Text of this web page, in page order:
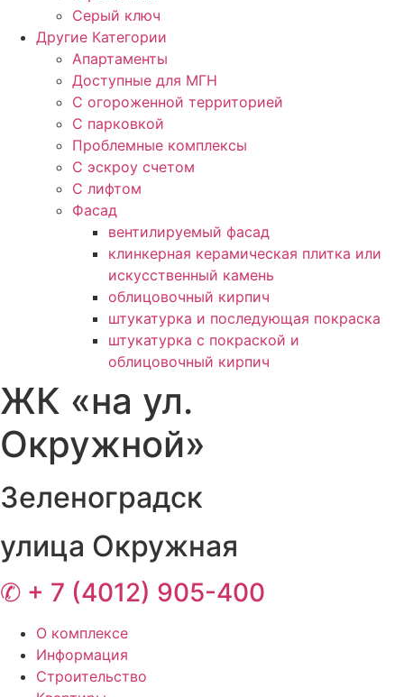
Серый ключ
Другие Категории
Апартаменты
Доступные для МГН
С огороженной территорией
С парковкой
Проблемные комплексы
С эскроу счетом
С лифтом
Фасад
вентилируемый фасад
клинкерная керамическая плитка или
искусственный камень
облицовочный кирпич
штукатурка и последующая покраска
штукатурка с покраской и
облицовочный кирпич
ЖК «на ул.
Окружной»
Зеленоградск
улица Окружная
✆ + 7 (4012) 905-400
О комплексе
Информация
Строительство